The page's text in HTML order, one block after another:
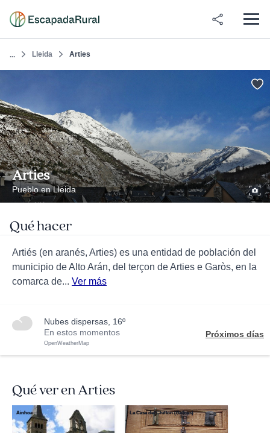
... Lleida Arties
Arties
Pueblo en Lleida
Qué hacer
Artiés (en aranés, Arties) es una entidad de población del
municipio de Alto Arán, del terçon de Arties e Garòs, en la
comarca de... Ver más
nubes dispersas, 16º
En estos momentos
OpenWeatherMap
Próximos días
Qué ver en Arties
Ainhoa La Casa del Chiflón (Bulnes)